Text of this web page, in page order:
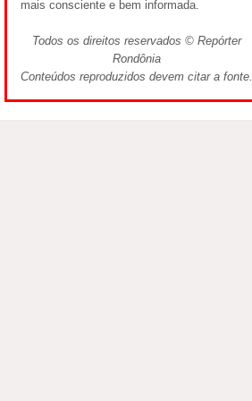
mais consciente e bem informada.
Todos os direitos reservados © Repórter
Rondônia
Conteúdos reproduzidos devem citar a fonte.